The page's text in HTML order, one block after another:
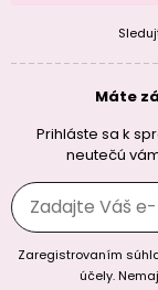
Máte
Prihláste sa k
neutečú
Zaregistrovaním
účely.